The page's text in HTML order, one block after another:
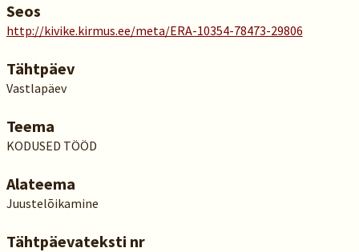
Seos
http://kivike.kirmus.ee/meta/ERA-10354-78473-29806
Tähtpäev
Vastlapäev
Teema
KODUSED TÖÖD
Alateema
Juustelõikamine
Tähtpäevateksti nr